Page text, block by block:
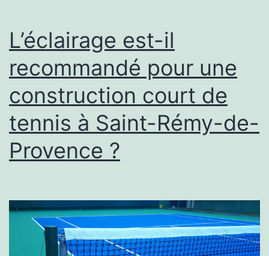
construction
court
de
tennis
à
Saint-
?
L’éclairage est-il
recommandé pour une
construction court de
tennis à Saint-Rémy-de-
Provence ?